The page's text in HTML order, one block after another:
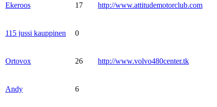
Ekeroos 17 http://www.attitudemotorclub.com
115 jussi kauppinen 0
Ortovox 26 http://www.volvo480center.tk
Andy 6